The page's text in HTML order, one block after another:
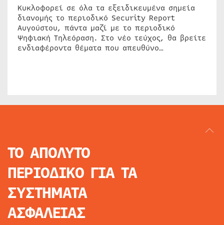
Κυκλοφορεί σε όλα τα εξειδικευμένα σημεία
διανομής το περιοδικό Security Report
Αυγούστου, πάντα μαζί με το περιοδικό
Ψηφιακή Τηλεόραση. Στο νέο τεύχος, θα βρείτε
ενδιαφέροντα θέματα που απευθύνο…
ΤΟ ΑΠΟΛΥΤΟ
ΠΕΡΙΟΔΙΚΟ ΓΙΑ ΤΑ
ΣΥΣΤΗΜΑΤΑ
ΑΣΦΑΛΕΙΑΣ